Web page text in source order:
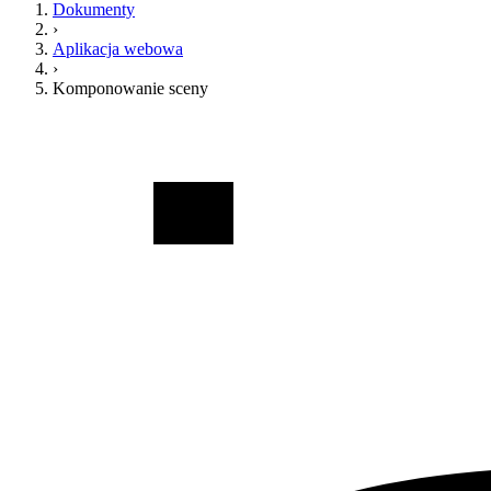
Dokumenty
›
Aplikacja webowa
›
Komponowanie sceny